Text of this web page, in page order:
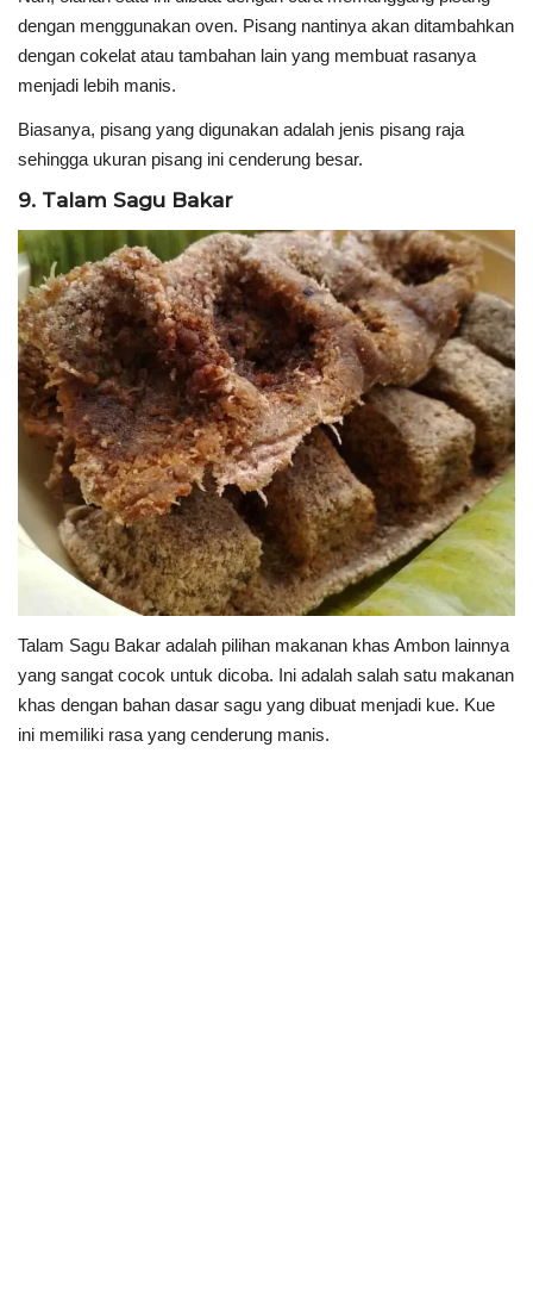
dengan menggunakan oven. Pisang nantinya akan ditambahkan
dengan cokelat atau tambahan lain yang membuat rasanya
menjadi lebih manis.
Biasanya, pisang yang digunakan adalah jenis pisang raja
sehingga ukuran pisang ini cenderung besar.
9. Talam Sagu Bakar
Talam Sagu Bakar adalah pilihan makanan khas Ambon lainnya
yang sangat cocok untuk dicoba. Ini adalah salah satu makanan
khas dengan bahan dasar sagu yang dibuat menjadi kue. Kue
ini memiliki rasa yang cenderung manis.